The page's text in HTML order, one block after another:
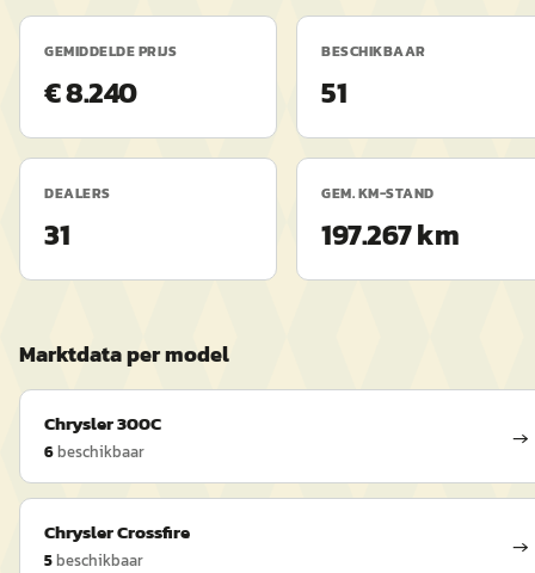
GEMIDDELDE PRIJS
€ 8.240
BESCHIKBAAR
51
DEALERS
31
GEM. KM-STAND
197.267 km
Marktdata per model
Chrysler300C
6beschikbaar →
ChryslerCrossfire
5beschikbaar →